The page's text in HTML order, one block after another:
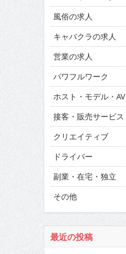
風俗の求人
キャバクラの求人
営業の求人
パワフルワーク
ホスト・モデル・AV
接客・販売サービス
クリエイティブ
ドライバー
副業・在宅・独立
その他
最近の投稿